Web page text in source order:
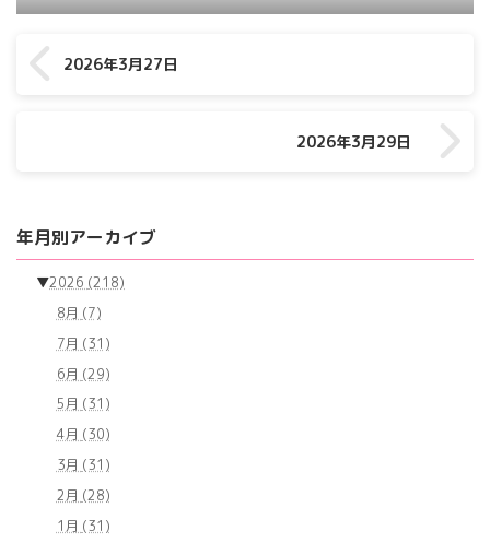
2026年3月27日
2026年3月29日
年月別アーカイブ
▼2026 (218)
8月 (7)
7月 (31)
6月 (29)
5月 (31)
4月 (30)
3月 (31)
2月 (28)
1月 (31)